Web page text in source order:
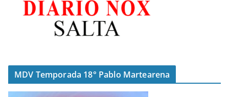
MDV Temporada 18° Pablo Martearena